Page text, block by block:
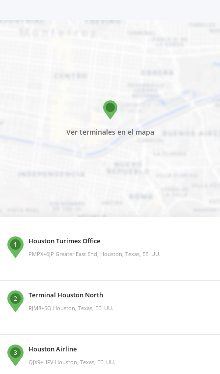
Ver terminales en el mapa
1 Houston Turimex Office
PMPX+6JP Greater East End, Houston, Texas, EE. UU.
2 Terminal Houston North
RJM8+5Q Houston, Texas, EE. UU.
3 Houston Airline
QJX9+HFV Houston, Texas, EE. UU.